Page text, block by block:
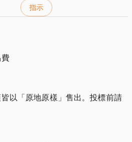
指示
以「原地原樣」售出。投標前請